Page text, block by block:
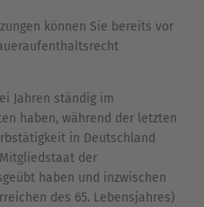
können Sie bereits vor
Jahren ständig im
haben, während der letzten
in Deutschland
der
haben und inzwischen
des 65. Lebensjahres)